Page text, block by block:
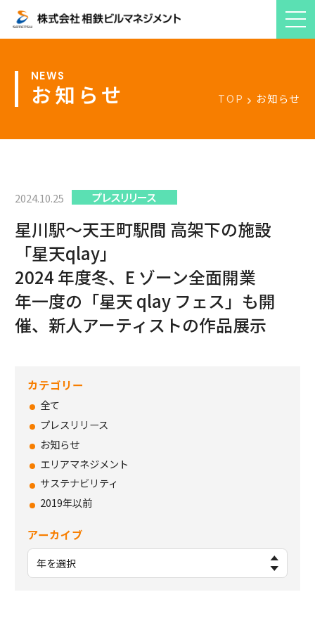
お知らせ TOP お知らせ
2024.10.25 プレスリリース
星川駅～天王町駅間 高架下の施設
「星天qlay」
2024 年度冬、E ゾーン全面開業
年一度の「星天 qlay フェス」も開
催、新人アーティストの作品展示
カテゴリー
全て
プレスリリース
お知らせ
エリアマネジメント
サステナビリティ
2019年以前
アーカイブ